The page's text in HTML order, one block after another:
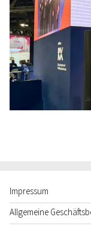
Impressum
Allgemeine